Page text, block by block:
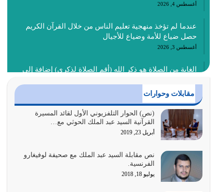
أغسطس 4, 2026
عندما لم تؤخذ منهجية تعليم الناس من خلال القرآن الكريم
حصل ضياع للأمة وضياع للأجيال
أغسطس 3, 2026
الغاية من الصلاة هو ذكر الله (أقم الصلاة لذكري) إضافة إلى
أغسطس 2, 2026
السبب الرئيسي لشقاء الأمة الابتعاد عن كتاب الله والتعدي
لحدود الله بالإضافات للدين
أغسطس 1, 2026
أبرز أسباب الشقاء هو الإعراض عن ذكر الله وعن هدى الله
المتمثل في القرآن الكريم
يوليو 31, 2026
مقابلات وحوارات
(نص) الحوار التلفزيوني الأول لقائد المسيرة
القرآنية السيد عبد الملك الحوثي مع…
أبريل 23, 2019
نص مقابلة السيد عبد الملك مع صحيفة لوفيغارو
الفرنسية.
يوليو 18, 2018